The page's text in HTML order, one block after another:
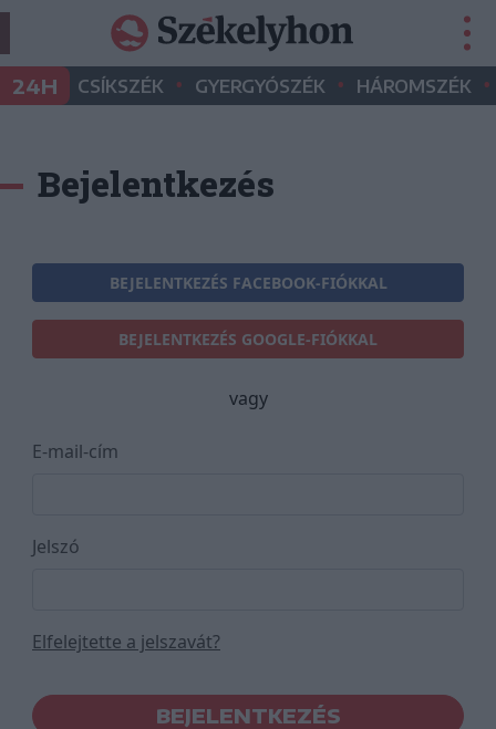
24H CSÍKSZÉK • GYERGYÓSZÉK • HÁROMSZÉK •
Bejelentkezés
BEJELENTKEZÉS FACEBOOK-FIÓKKAL
BEJELENTKEZÉS GOOGLE-FIÓKKAL
vagy
E-mail-cím
Jelszó
Elfelejtette a jelszavát?
BEJELENTKEZÉS